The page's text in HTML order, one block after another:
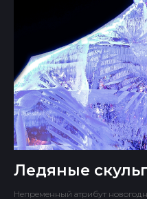
Ледяные
Непременный атрибут